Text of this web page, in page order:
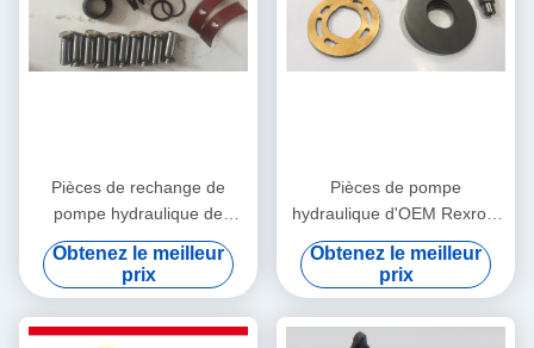
Pièces de rechange de
pompe hydraulique de
A8VO55 A8VO80 A8VO107
5 mois de garantie
Obtenez le meilleur
prix
Pièces de pompe
hydraulique d'OEM Rexroth
d'A8VO55 A8VO80
A8VO107
Obtenez le meilleur
prix